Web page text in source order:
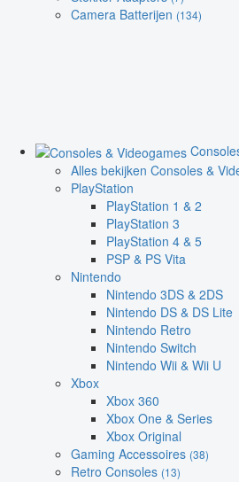
Camera Batterijen (134)
Alles bekijken Consoles &
PlayStation
PlayStation 1 & 2
PlayStation 3
PlayStation 4 & 5
PSP & PS Vita
Nintendo
Nintendo 3DS & 2DS
Nintendo DS & DS Lite
Nintendo Retro
Nintendo Switch
Nintendo Wii & Wii U
Xbox
Xbox 360
Xbox One & Series
Xbox Original
Gaming Accessoires (38)
Retro Consoles (13)